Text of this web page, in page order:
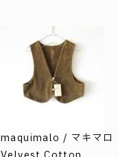
maquimalo / マキマロ